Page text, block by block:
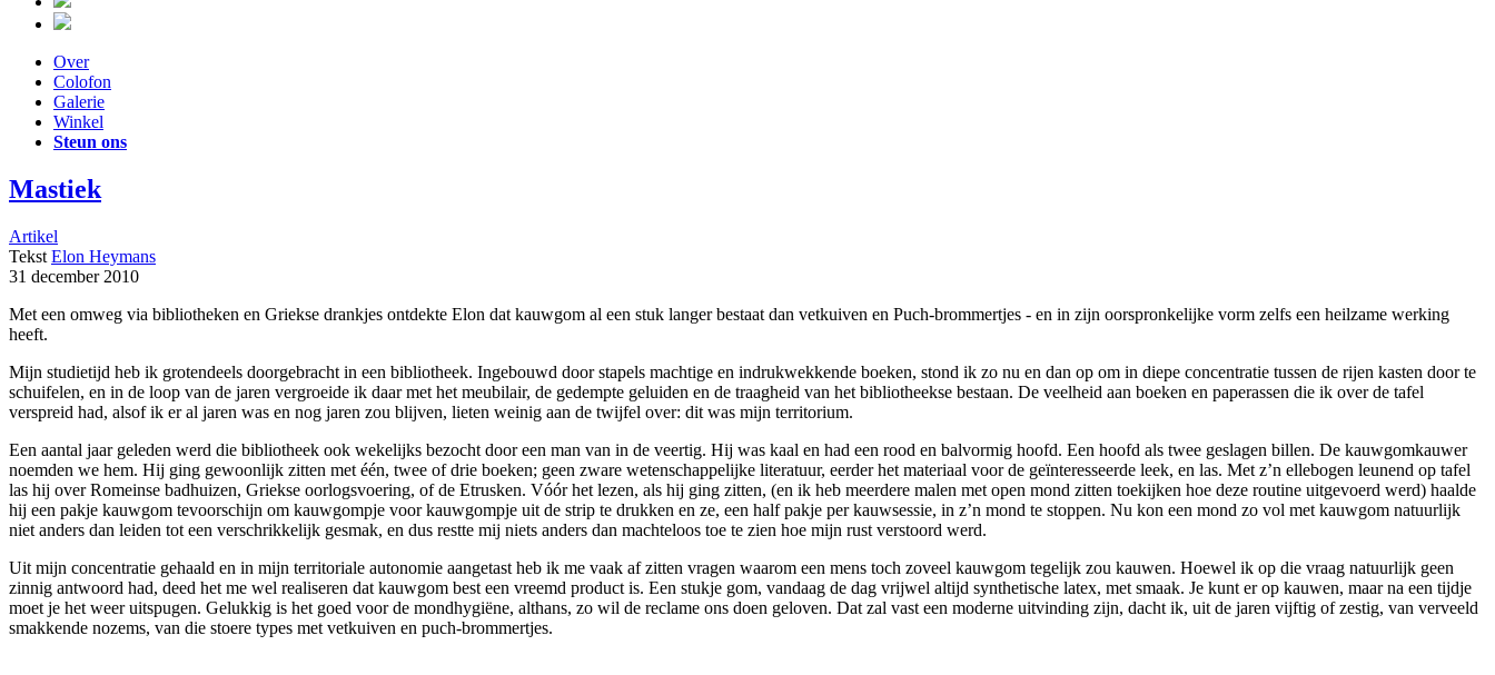
Over
Colofon
Galerie
Winkel
Steun ons
Mastiek
Artikel
Tekst Elon Heymans
31 december 2010
Met een omweg via bibliotheken en Griekse drankjes ontdekte Elon dat kauwgom al een stuk langer bestaat dan vetkuiven en Puch-brommertjes - en in zijn oorspronkelijke vorm zelfs een heilzame werking
heeft.
Mijn studietijd heb ik grotendeels doorgebracht in een bibliotheek. Ingebouwd door stapels machtige en indrukwekkende boeken, stond ik zo nu en dan op om in diepe concentratie tussen de rijen kasten door te
schuifelen, en in de loop van de jaren vergroeide ik daar met het meubilair, de gedempte geluiden en de traagheid van het bibliotheekse bestaan. De veelheid aan boeken en paperassen die ik over de tafel
verspreid had, alsof ik er al jaren was en nog jaren zou blijven, lieten weinig aan de twijfel over: dit was mijn territorium.
Een aantal jaar geleden werd die bibliotheek ook wekelijks bezocht door een man van in de veertig. Hij was kaal en had een rood en balvormig hoofd. Een hoofd als twee geslagen billen. De kauwgomkauwer
noemden we hem. Hij ging gewoonlijk zitten met één, twee of drie boeken; geen zware wetenschappelijke literatuur, eerder het materiaal voor de geïnteresseerde leek, en las. Met z’n ellebogen leunend op tafel
las hij over Romeinse badhuizen, Griekse oorlogsvoering, of de Etrusken. Vóór het lezen, als hij ging zitten, (en ik heb meerdere malen met open mond zitten toekijken hoe deze routine uitgevoerd werd) haalde
hij een pakje kauwgom tevoorschijn om kauwgompje voor kauwgompje uit de strip te drukken en ze, een half pakje per kauwsessie, in z’n mond te stoppen. Nu kon een mond zo vol met kauwgom natuurlijk
niet anders dan leiden tot een verschrikkelijk gesmak, en dus restte mij niets anders dan machteloos toe te zien hoe mijn rust verstoord werd.
Uit mijn concentratie gehaald en in mijn territoriale autonomie aangetast heb ik me vaak af zitten vragen waarom een mens toch zoveel kauwgom tegelijk zou kauwen. Hoewel ik op die vraag natuurlijk geen
zinnig antwoord had, deed het me wel realiseren dat kauwgom best een vreemd product is. Een stukje gom, vandaag de dag vrijwel altijd synthetische latex, met smaak. Je kunt er op kauwen, maar na een tijdje
moet je het weer uitspugen. Gelukkig is het goed voor de mondhygiëne, althans, zo wil de reclame ons doen geloven. Dat zal vast een moderne uitvinding zijn, dacht ik, uit de jaren vijftig of zestig, van verveeld
smakkende nozems, van die stoere types met vetkuiven en puch-brommertjes.